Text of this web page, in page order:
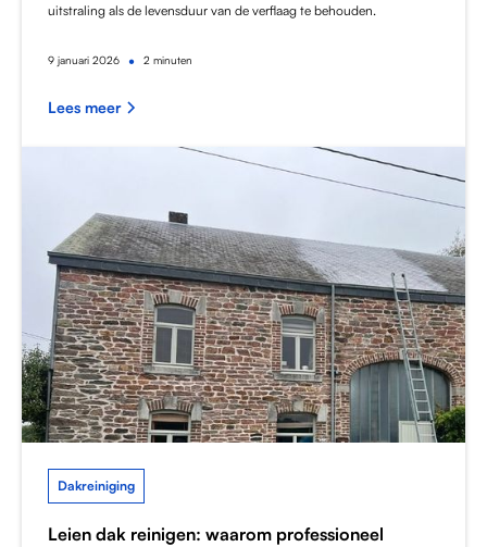
uitstraling als de levensduur van de verflaag te behouden.
9 januari 2026 • 2 minuten
Lees meer
Dakreiniging
Leien dak reinigen: waarom professioneel